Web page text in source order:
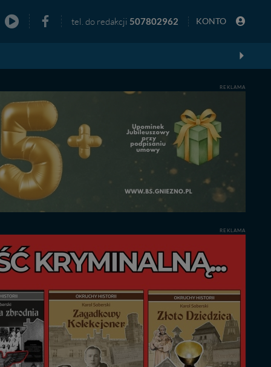
tel. do redakcji 507802962 KONTO
REKLAMA
REKLAMA